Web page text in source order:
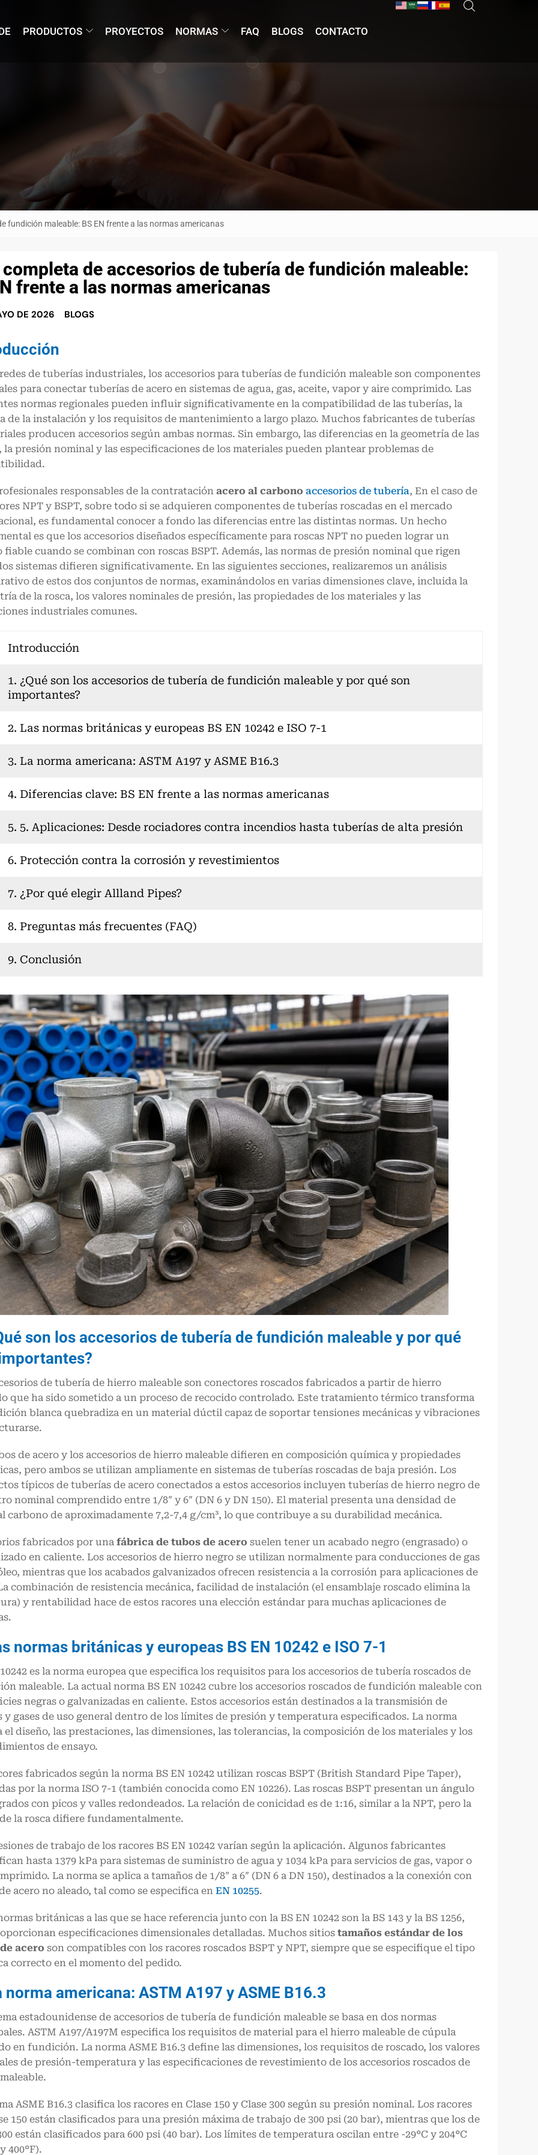
PRODUCTOS PROYECTOS NORMAS FAQ BLOGS CONTACTO
fundición maleable: BS EN frente a las normas americanas
completa de accesorios de tubería de fundición maleable:
frente a las normas americanas
DE 2026 BLOGS
de tuberías industriales, los accesorios para tuberías de fundición maleable son componentes
para conectar tuberías de acero en sistemas de agua, gas, aceite, vapor y aire comprimido. Las
normas regionales pueden influir significativamente en la compatibilidad de las tuberías, la
de la instalación y los requisitos de mantenimiento a largo plazo. Muchos fabricantes de tuberías
producen accesorios según ambas normas. Sin embargo, las diferencias en la geometría de las
la presión nominal y las especificaciones de los materiales pueden plantear problemas de
responsables de la contratación acero al carbono accesorios de tubería, En el caso de
NPT y BSPT, sobre todo si se adquieren componentes de tuberías roscadas en el mercado
es fundamental conocer a fondo las diferencias entre las distintas normas. Un hecho
es que los accesorios diseñados específicamente para roscas NPT no pueden lograr un
fiable cuando se combinan con roscas BSPT. Además, las normas de presión nominal que rigen
sistemas difieren significativamente. En las siguientes secciones, realizaremos un análisis
de estos dos conjuntos de normas, examinándolos en varias dimensiones clave, incluida la
de la rosca, los valores nominales de presión, las propiedades de los materiales y las
industriales comunes.
Introducción
1. ¿Qué son los accesorios de tubería de fundición maleable y por qué son
importantes?
2. Las normas británicas y europeas BS EN 10242 e ISO 7-1
3. La norma americana: ASTM A197 y ASME B16.3
4. Diferencias clave: BS EN frente a las normas americanas
5. 5. Aplicaciones: Desde rociadores contra incendios hasta tuberías de alta presión
6. Protección contra la corrosión y revestimientos
7. ¿Por qué elegir Allland Pipes?
8. Preguntas más frecuentes (FAQ)
9. Conclusión
son los accesorios de tubería de fundición maleable y por qué
de tubería de hierro maleable son conectores roscados fabricados a partir de hierro
que ha sido sometido a un proceso de recocido controlado. Este tratamiento térmico transforma
blanca quebradiza en un material dúctil capaz de soportar tensiones mecánicas y vibraciones
de acero y los accesorios de hierro maleable difieren en composición química y propiedades
pero ambos se utilizan ampliamente en sistemas de tuberías roscadas de baja presión. Los
típicos de tuberías de acero conectados a estos accesorios incluyen tuberías de hierro negro de
nominal comprendido entre 1/8″ y 6″ (DN 6 y DN 150). El material presenta una densidad de
carbono de aproximadamente 7,2-7,4 g/cm³, lo que contribuye a su durabilidad mecánica.
fabricados por una fábrica de tubos de acero suelen tener un acabado negro (engrasado) o
en caliente. Los accesorios de hierro negro se utilizan normalmente para conducciones de gas
mientras que los acabados galvanizados ofrecen resistencia a la corrosión para aplicaciones de
combinación de resistencia mecánica, facilidad de instalación (el ensamblaje roscado elimina la
y rentabilidad hace de estos racores una elección estándar para muchas aplicaciones de
normas británicas y europeas BS EN 10242 e ISO 7-1
es la norma europea que especifica los requisitos para los accesorios de tubería roscados de
maleable. La actual norma BS EN 10242 cubre los accesorios roscados de fundición maleable con
negras o galvanizadas en caliente. Estos accesorios están destinados a la transmisión de
gases de uso general dentro de los límites de presión y temperatura especificados. La norma
el diseño, las prestaciones, las dimensiones, las tolerancias, la composición de los materiales y los
de ensayo.
fabricados según la norma BS EN 10242 utilizan roscas BSPT (British Standard Pipe Taper),
por la norma ISO 7-1 (también conocida como EN 10226). Las roscas BSPT presentan un ángulo
con picos y valles redondeados. La relación de conicidad es de 1:16, similar a la NPT, pero la
la rosca difiere fundamentalmente.
de trabajo de los racores BS EN 10242 varían según la aplicación. Algunos fabricantes
hasta 1379 kPa para sistemas de suministro de agua y 1034 kPa para servicios de gas, vapor o
La norma se aplica a tamaños de 1/8″ a 6″ (DN 6 a DN 150), destinados a la conexión con
acero no aleado, tal como se especifica en EN 10255.
británicas a las que se hace referencia junto con la BS EN 10242 son la BS 143 y la BS 1256,
especificaciones dimensionales detalladas. Muchos sitios tamaños estándar de los
acero son compatibles con los racores roscados BSPT y NPT, siempre que se especifique el tipo
correcto en el momento del pedido.
norma americana: ASTM A197 y ASME B16.3
estadounidense de accesorios de tubería de fundición maleable se basa en dos normas
ASTM A197/A197M especifica los requisitos de material para el hierro maleable de cúpula
en fundición. La norma ASME B16.3 define las dimensiones, los requisitos de roscado, los valores
de presión-temperatura y las especificaciones de revestimiento de los accesorios roscados de
ASME B16.3 clasifica los racores en Clase 150 y Clase 300 según su presión nominal. Los racores
150 están clasificados para una presión máxima de trabajo de 300 psi (20 bar), mientras que los de
están clasificados para 600 psi (40 bar). Los límites de temperatura oscilan entre -29°C y 204°C
400°F).